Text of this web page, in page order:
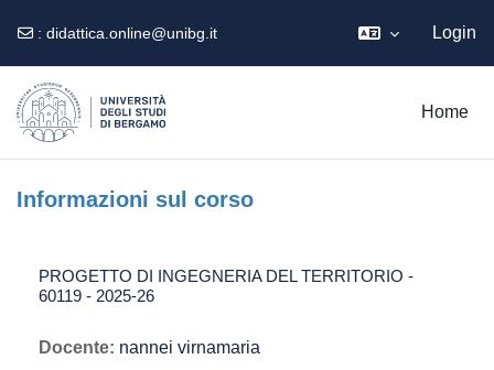
: didattica.online@unibg.it Login
Home
Informazioni sul corso
PROGETTO DI INGEGNERIA DEL TERRITORIO -
60119 - 2025-26
Docente: nannei virnamaria